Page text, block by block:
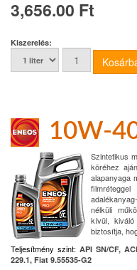
3,656.00 Ft
Kiszerelés:
10W-
Szintetikus
köréhez
alapanyaga
nélküli
kívül,
biztosítja,
Teljesítmény szint: API SN/CF,
229.1, Fiat 9.55535-G2